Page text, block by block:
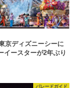
京ディズニーシーに
イースターが2年ぶり
パレードガイド